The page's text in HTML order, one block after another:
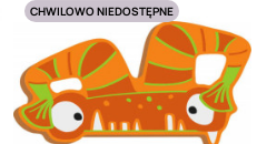
CHWILOWO NIEDOSTĘPNE